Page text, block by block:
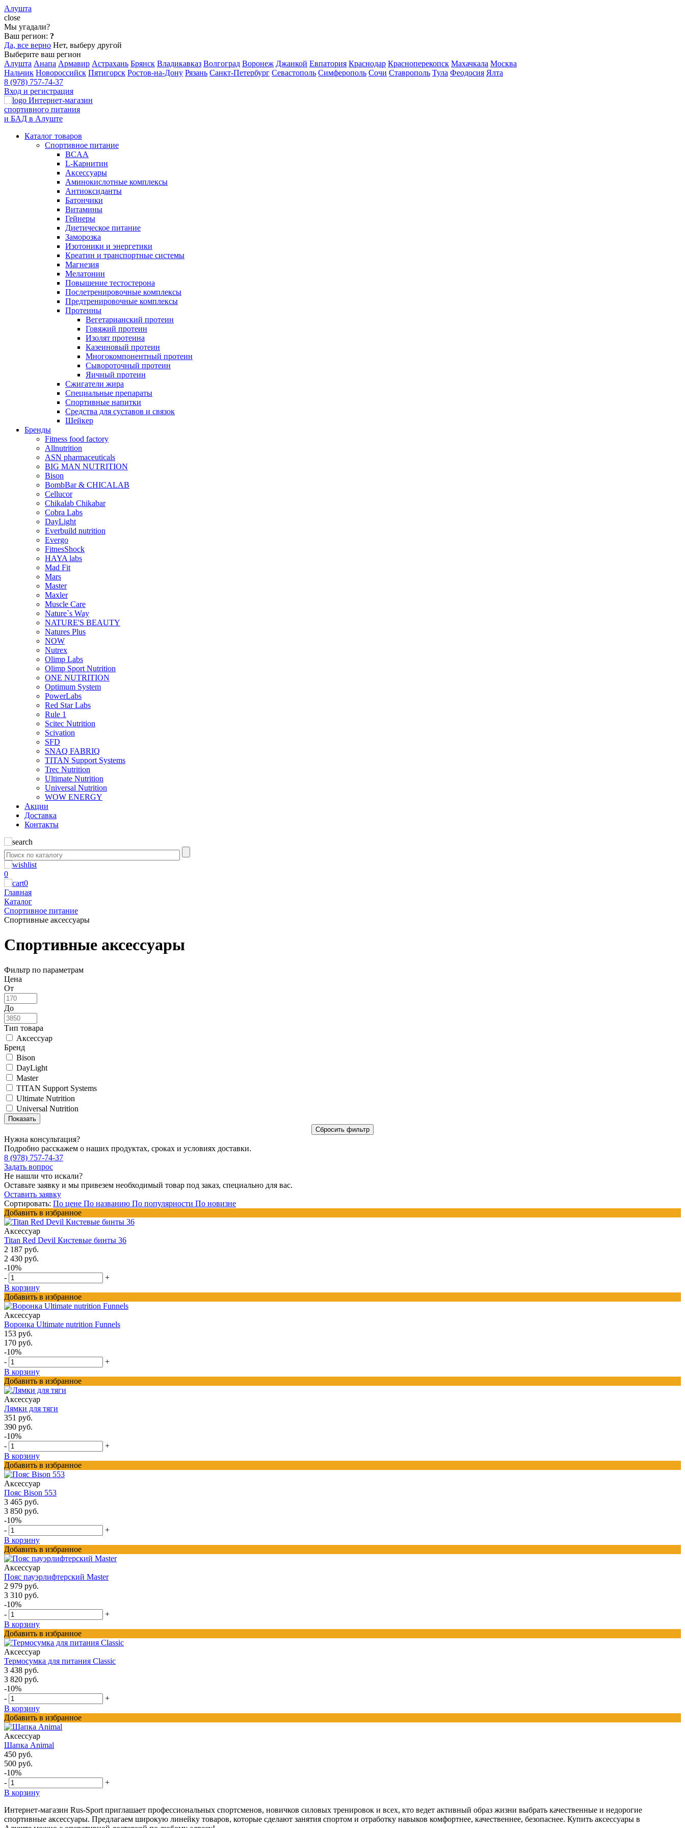
Алушта
close
Мы угадали?
Ваш регион: ?
Да, все верно Нет, выберу другой
Выберите ваш регион
Алушта Анапа Армавир Астрахань Брянск Владикавказ Волгоград Воронеж Джанкой Евпатория Краснодар Красноперекопск Махачкала Москва
Нальчик Новороссийск Пятигорск Ростов-на-Дону Рязань Санкт-Петербург Севастополь Симферополь Сочи Ставрополь Тула Феодосия Ялта
8 (978) 757-74-37
Вход и регистрация
Интернет-магазин
спортивного питания
и БАД в Алуште
Каталог товаров
Спортивное питание
BCAA
L-Карнитин
Аксессуары
Аминокислотные комплексы
Антиоксиданты
Батончики
Витамины
Гейнеры
Диетическое питание
Заморозка
Изотоники и энергетики
Креатин и транспортные системы
Магнезия
Мелатонин
Повышение тестостерона
Послетренировочные комплексы
Предтренировочные комплексы
Протеины
Вегетарианский протеин
Говяжий протеин
Изолят протеина
Казеиновый протеин
Многокомпонентный протеин
Сывороточный протеин
Яичный протеин
Сжигатели жира
Специальные препараты
Спортивные напитки
Средства для суставов и связок
Шейкер
Бренды
Fitness food factory
Allnutrition
ASN pharmaceuticals
BIG MAN NUTRITION
Bison
BombBar & CHICALAB
Cellucor
Chikalab Chikabar
Cobra Labs
DayLight
Everbuild nutrition
Evergo
FitnesShock
HAYA labs
Mad Fit
Mars
Master
Maxler
Muscle Care
Nature`s Way
NATURE'S BEAUTY
Natures Plus
NOW
Nutrex
Olimp Labs
Olimp Sport Nutrition
ONE NUTRITION
Optimum System
PowerLabs
Red Star Labs
Rule 1
Scitec Nutrition
Scivation
SFD
SNAQ FABRIQ
TITAN Support Systems
Trec Nutrition
Ultimate Nutrition
Universal Nutrition
WOW ENERGY
Акции
Доставка
Контакты
0
0
Главная
Каталог
Спортивное питание
Спортивные аксессуары
Спортивные аксессуары
Фильтр по параметрам
Цена
От
До
Тип товара
Аксессуар
Бренд
Bison
DayLight
Master
TITAN Support Systems
Ultimate Nutrition
Universal Nutrition
Нужна консультация?
Подробно расскажем о наших продуктах, сроках и условиях доставки.
8 (978) 757-74-37
Задать вопрос
Не нашли что искали?
Оставьте заявку и мы привезем необходимый товар под заказ, специально для вас.
Оставить заявку
Сортировать: По цене По названию По популярности По новизне
Добавить в избранное
Аксессуар
Titan Red Devil Кистевые бинты 36
2 187 руб.
2 430 руб.
-10%
-
+
В корзину
Добавить в избранное
Аксессуар
Воронка Ultimate nutrition Funnels
153 руб.
170 руб.
-10%
-
+
В корзину
Добавить в избранное
Аксессуар
Лямки для тяги
351 руб.
390 руб.
-10%
-
+
В корзину
Добавить в избранное
Аксессуар
Пояс Bison 553
3 465 руб.
3 850 руб.
-10%
-
+
В корзину
Добавить в избранное
Аксессуар
Пояс пауэрлифтерский Master
2 979 руб.
3 310 руб.
-10%
-
+
В корзину
Добавить в избранное
Аксессуар
Термосумка для питания Classic
3 438 руб.
3 820 руб.
-10%
-
+
В корзину
Добавить в избранное
Аксессуар
Шапка Animal
450 руб.
500 руб.
-10%
-
+
В корзину
Интернет-магазин Rus-Sport приглашает профессиональных спортсменов, новичков силовых тренировок и всех, кто ведет активный образ жизни выбрать качественные и недорогие
спортивные аксессуары. Предлагаем широкую линейку товаров, которые сделают занятия спортом и отработку навыков комфортнее, качественнее, безопаснее. Купить аксессуары в